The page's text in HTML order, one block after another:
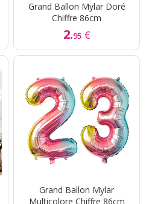
Grand Ballon Mylar Doré
Chiffre 86cm
2.95 €
Grand Ballon Mylar
Multicolore Chiffre 86cm